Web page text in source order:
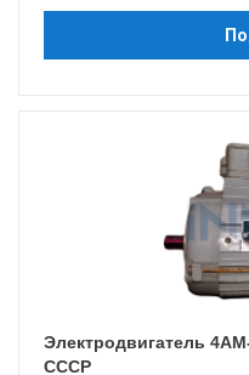
Электродвигатель
СССР